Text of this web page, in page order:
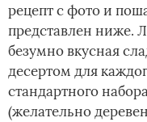
рецепт с фото и
представлен ниже.
безумно вкусная
десертом для
стандартного
(желательно